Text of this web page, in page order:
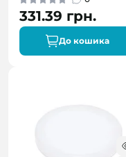
331.39 грн.
До кошика